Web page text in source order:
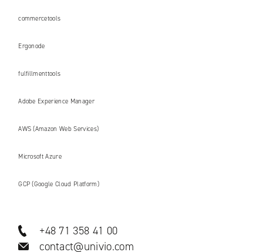
commercetools
Ergonode
fulfillmenttools
Adobe Experience Manager
AWS (Amazon Web Services)
Microsoft Azure
GCP (Google Cloud Platform)
+48 71 358 41 00
contact@univio.com